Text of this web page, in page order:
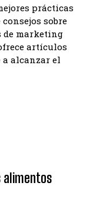
prácticas
sobre
de marketing
artículos
alcanzar el
alimentos